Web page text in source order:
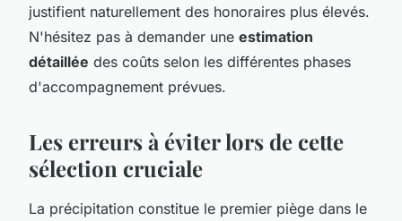
justifient naturellement des honoraires plus élevés.
N'hésitez pas à demander une estimation
détaillée des coûts selon les différentes phases
d'accompagnement prévues.
Les erreurs à éviter lors de cette
sélection cruciale
La précipitation constitue le premier piège dans le